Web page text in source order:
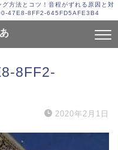
方法とコツ！音程がずれる原因と対
47E8-8FF2-645FD5AFE3B4
8FF2-
2020年2月1日